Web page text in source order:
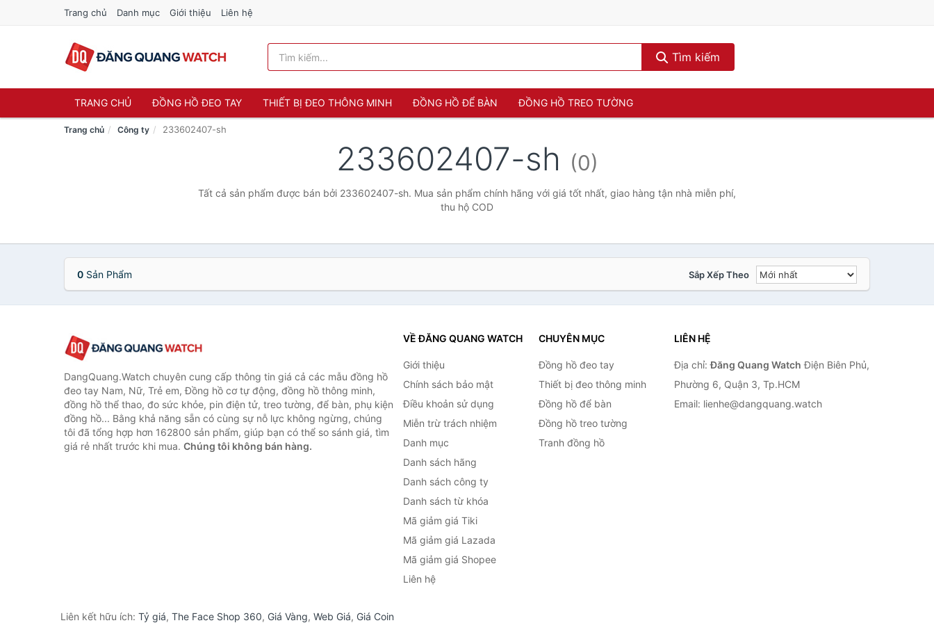
Trang chủ Danh mục Giới thiệu Liên hệ
Tìm kiếm
TRANG CHỦ ĐỒNG HỒ ĐEO TAY THIẾT BỊ ĐEO THÔNG MINH ĐỒNG HỒ ĐỂ BÀN ĐỒNG HỒ TREO TƯỜNG
Trang chủ Công ty 233602407-sh
233602407-sh (0)
Tất cả sản phẩm được bán bởi 233602407-sh. Mua sản phẩm chính hãng với giá tốt nhất, giao hàng tận nhà miễn phí,
thu hộ COD
0 Sản Phẩm Sắp Xếp Theo
DangQuang.Watch chuyên cung cấp thông tin giá cả các mẫu đồng hồ
đeo tay Nam, Nữ, Trẻ em, Đồng hồ cơ tự động, đồng hồ thông minh,
đồng hồ thể thao, đo sức khỏe, pin điện tử, treo tường, để bàn, phụ kiện
đồng hồ... Bằng khả năng sẵn có cùng sự nỗ lực không ngừng, chúng
tôi đã tổng hợp hơn 162800 sản phẩm, giúp bạn có thể so sánh giá, tìm
giá rẻ nhất trước khi mua. Chúng tôi không bán hàng.
VỀ ĐĂNG QUANG WATCH
Giới thiệu
Chính sách bảo mật
Điều khoản sử dụng
Miễn trừ trách nhiệm
Danh mục
Danh sách hãng
Danh sách công ty
Danh sách từ khóa
Mã giảm giá Tiki
Mã giảm giá Lazada
Mã giảm giá Shopee
Liên hệ
CHUYÊN MỤC
Đồng hồ đeo tay
Thiết bị đeo thông minh
Đồng hồ để bàn
Đồng hồ treo tường
Tranh đồng hồ
LIÊN HỆ
Địa chỉ:Đăng Quang Watch Điện Biên Phủ,
Phường 6, Quận 3, Tp.HCM
Email: lienhe@dangquang.watch
Liên kết hữu ích: Tỷ giá, The Face Shop 360, Giá Vàng, Web Giá, Giá Coin